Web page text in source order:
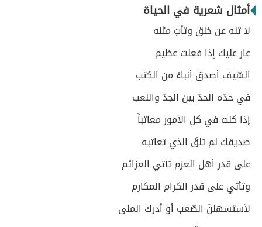
أمثال شعرية في الحياة
لا تنه عن خلق وتأتِ مثله
عار عليك إذا فعلت عظيم
السّيف أصدق أنباءً من الكتب
في حدّه الحدّ بين الجدّ واللعب
إذا كنت في كل الأمور معاتباً
صديقك لم تلقَ الذي تعاتبه
على قدر أهل العزم تأتي العزائم
وتأتي على قدر الكرام المكارم
لأستسهلنّ الصّعب أو أدرك المنى